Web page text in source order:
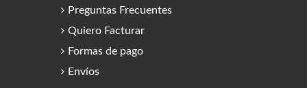
Preguntas Frecuentes
Quiero Facturar
Formas de pago
Envíos